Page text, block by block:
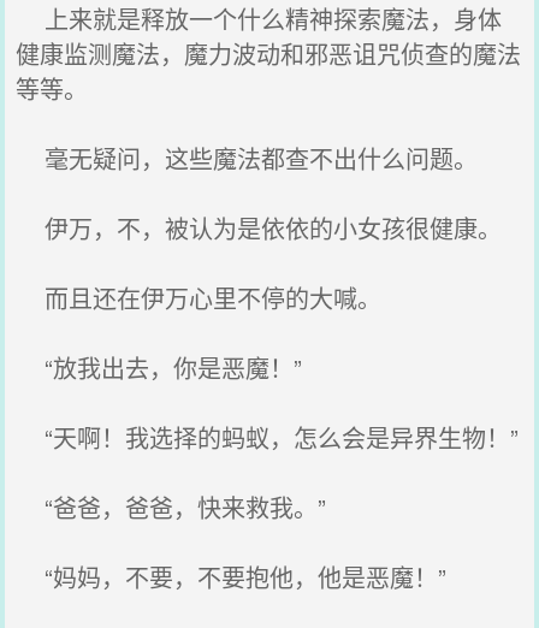
上来就是释放一个什么精神探索魔法，身体
健康监测魔法，魔力波动和邪恶诅咒侦查的魔法
等等。
毫无疑问，这些魔法都查不出什么问题。
伊万，不，被认为是依依的小女孩很健康。
而且还在伊万心里不停的大喊。
“放我出去，你是恶魔！”
“天啊！我选择的蚂蚁，怎么会是异界生物！”
“爸爸，爸爸，快来救我。”
“妈妈，不要，不要抱他，他是恶魔！”